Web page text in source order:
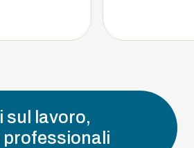
sul lavoro,
professionali